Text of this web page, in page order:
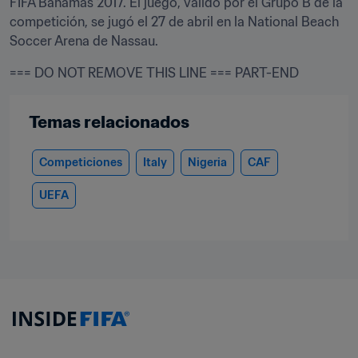
competición, se jugó el 27 de abril en la National Beach
Soccer Arena de Nassau.
=== DO NOT REMOVE THIS LINE === PART-END
Temas relacionados
Competiciones Italy Nigeria CAF
UEFA